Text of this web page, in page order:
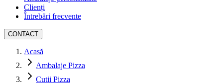
Clienți
Întrebări frecvente
CONTACT
Acasă
Ambalaje Pizza
Cutii Pizza